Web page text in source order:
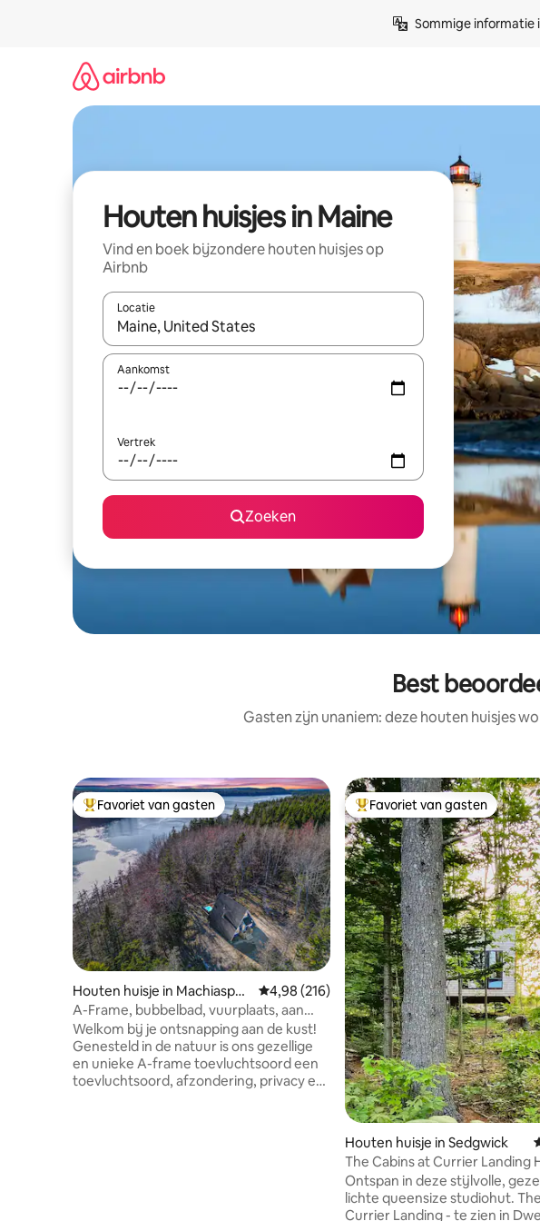
Sommige informatie
Houten huisjes in Maine
Vind en boek bijzondere houten huisjes op
Airbnb
Locatie
Wanneer er resultaten beschikbaar zijn, maak je een keuze met je de
Aankomst
Vertrek
Zoeken
Best
Gasten zijn unaniem: deze houten huisjes
Topfavoriet van gasten
Favoriet van gasten
Houten huisje in Machiaspor
t
Gemiddelde beoordeling van 4,98 op 5, 216
4,98 (216)
A-Frame, bubbelbad, vuurplaats, aan
zee, huisdieren
Welkom bij je ontsnapping aan de kust!
Genesteld in de natuur is ons gezellige
en unieke A-frame toevluchtsoord een
toevluchtsoord, afzondering, privacy en
Topfavoriet van gasten
Favoriet van gasten
Houten huisje in Sedgwick
The Cabins at Currier Landing
huisje 3: Pine
Ontspan in deze stijlvolle,
lichte queensize studiohut. The Cabins at
Currier Landing - te zien in